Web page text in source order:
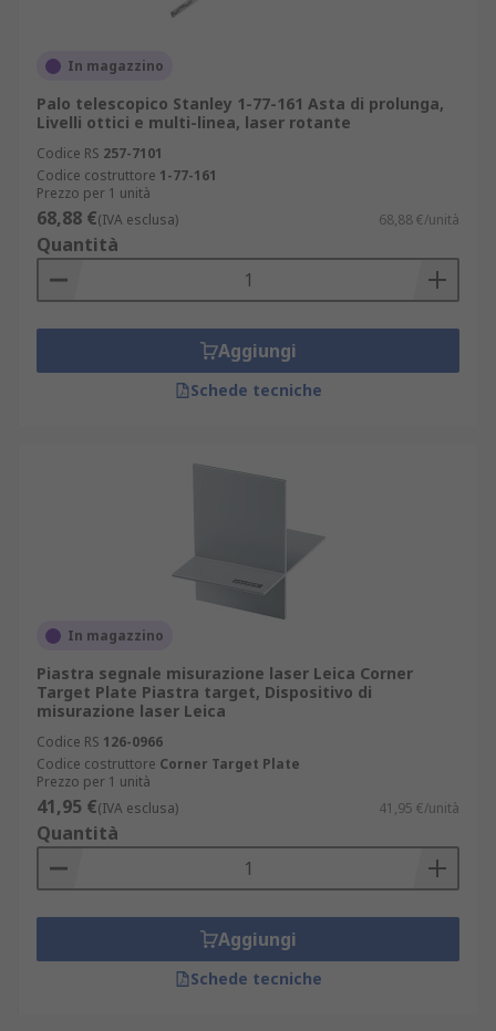
In magazzino
Palo telescopico Stanley 1-77-161 Asta di prolunga,
Livelli ottici e multi-linea, laser rotante
Codice RS 257-7101
Codice costruttore 1-77-161
Prezzo per 1 unità
68,88 €(IVA esclusa) 68,88 €/unità
Quantità
Aggiungi
Schede tecniche
In magazzino
Piastra segnale misurazione laser Leica Corner
Target Plate Piastra target, Dispositivo di
misurazione laser Leica
Codice RS 126-0966
Codice costruttore Corner Target Plate
Prezzo per 1 unità
41,95 €(IVA esclusa) 41,95 €/unità
Quantità
Aggiungi
Schede tecniche